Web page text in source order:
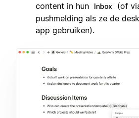
content in hun
Inbox
(of
pushmelding als ze de
app gebruiken).